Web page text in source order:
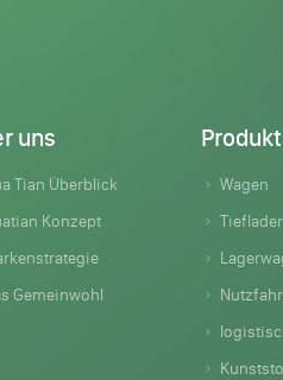
uns
Tian Überblick
Konzept
Gemeinwohl
Wagen
Tieflader
Kunststoff-